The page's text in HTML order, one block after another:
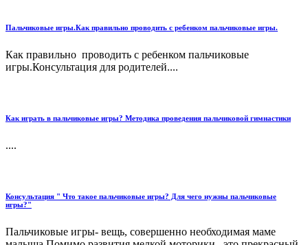
Пальчиковые игры.Как правильно проводить с ребенком пальчиковые игры.
Как правильно проводить с ребенком пальчиковые
игры.Консультация для родителей....
Как играть в пальчиковые игры? Методика проведения пальчиковой гимнастики
....
Консультация " Что такое пальчиковые игры? Для чего нужны пальчиковые
игры?"
Пальчиковые игры- вещь, совершенно необходимая маме